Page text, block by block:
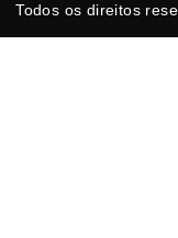
Todos os direitos